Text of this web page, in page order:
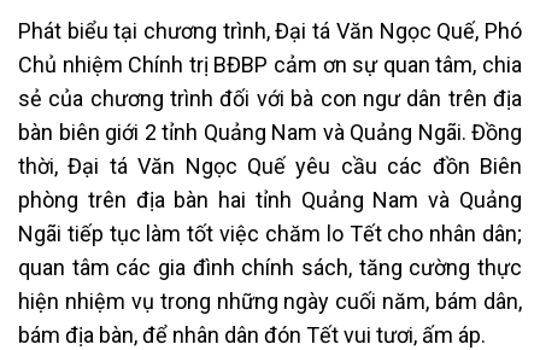
Phát biểu tại chương trình, Đại tá Văn Ngọc Quế, Phó
Chủ nhiệm Chính trị BĐBP cảm ơn sự quan tâm, chia
sẻ của chương trình đối với bà con ngư dân trên địa
bàn biên giới 2 tỉnh Quảng Nam và Quảng Ngãi. Đồng
thời, Đại tá Văn Ngọc Quế yêu cầu các đồn Biên
phòng trên địa bàn hai tỉnh Quảng Nam và Quảng
Ngãi tiếp tục làm tốt việc chăm lo Tết cho nhân dân;
quan tâm các gia đình chính sách, tăng cường thực
hiện nhiệm vụ trong những ngày cuối năm, bám dân,
bám địa bàn, để nhân dân đón Tết vui tươi, ấm áp.